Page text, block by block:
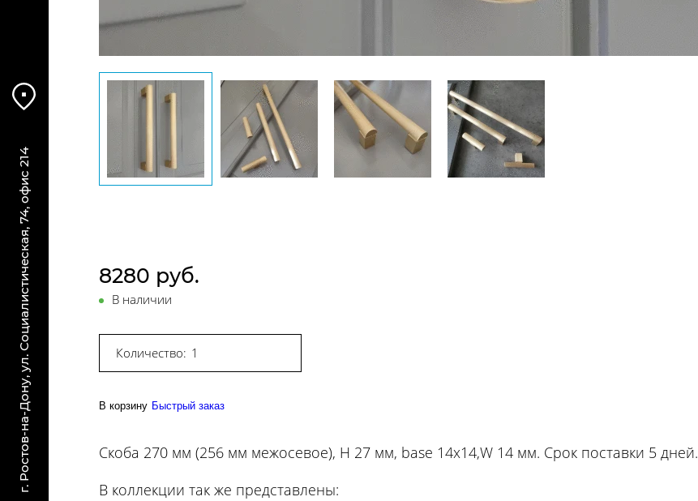
г. Ростов-на-Дону, ул. Социалистическая, 74, офис 214 8280 руб.
В наличии
Количество:
В корзину Быстрый заказ
Скоба 270 мм (256 мм межосевое), H 27 мм, base 14x14,W 14 мм. Срок поставки 5 дней.
В коллекции так же представлены: